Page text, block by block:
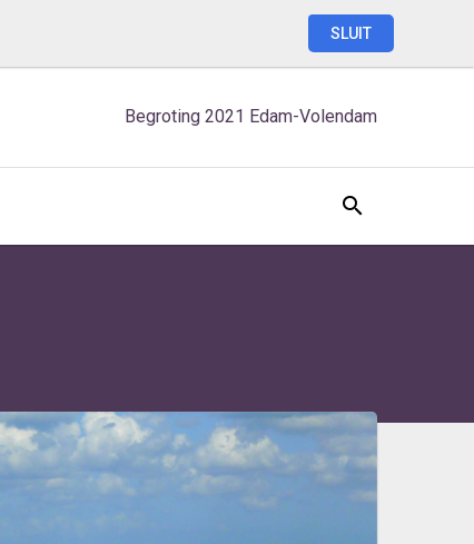
Begroting 2021 Edam-Volendam
SLUIT